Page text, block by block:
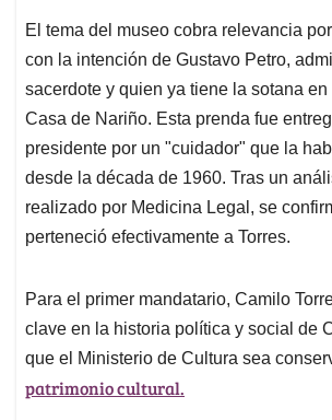
El tema del museo cobra relevancia
con la intención de Gustavo Petro,
sacerdote y quien ya tiene la sotana
Casa de Nariño. Esta prenda fue
presidente por un "cuidador" que la
desde la década de 1960. Tras un
realizado por Medicina Legal, se
perteneció efectivamente a Torres.
Para el primer mandatario, Camilo
clave en la historia política y social de
que el Ministerio de Cultura sea
patrimonio cultural.